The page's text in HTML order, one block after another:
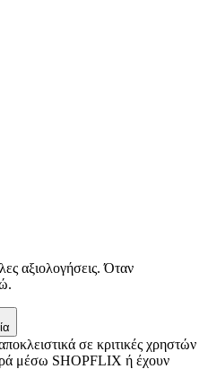
αξιολογήσεις. Όταν
σε κριτικές χρηστών
μέσω SHOPFLIX ή έχουν